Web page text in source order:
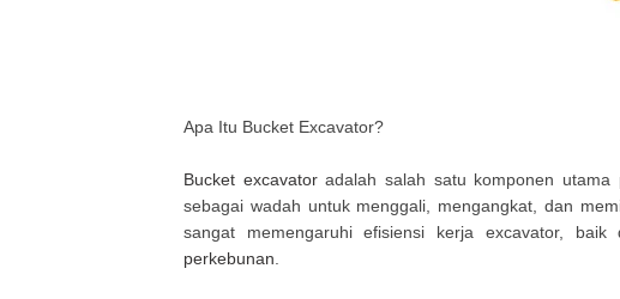
Apa Itu Bucket Excavator?
Bucket excavatoradalah salah satu komponen utama
sebagai wadah untuk menggali, mengangkat, dan
sangat memengaruhi efisiensi kerja excavator, baik
perkebunan